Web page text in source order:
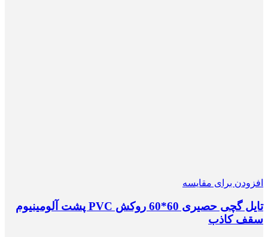
افزودن برای مقایسه
تایل گچی حصیری 60*60 روکش PVC پشت آلومینیوم
سقف کاذب